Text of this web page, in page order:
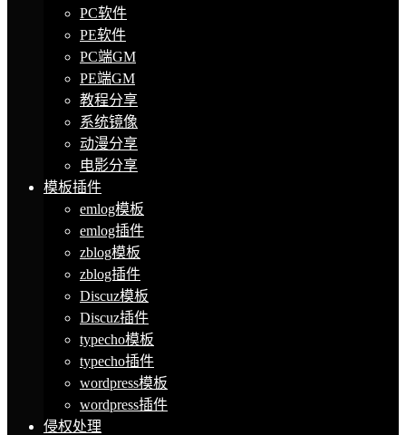
PC软件
PE软件
PC端GM
PE端GM
教程分享
系统镜像
动漫分享
电影分享
模板插件
emlog模板
emlog插件
zblog模板
zblog插件
Discuz模板
Discuz插件
typecho模板
typecho插件
wordpress模板
wordpress插件
侵权处理